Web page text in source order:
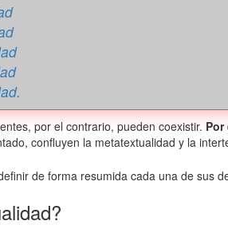
por el contrario, pueden coexistir. Por
confluyen la metatextualidad y la
de forma resumida cada una de sus